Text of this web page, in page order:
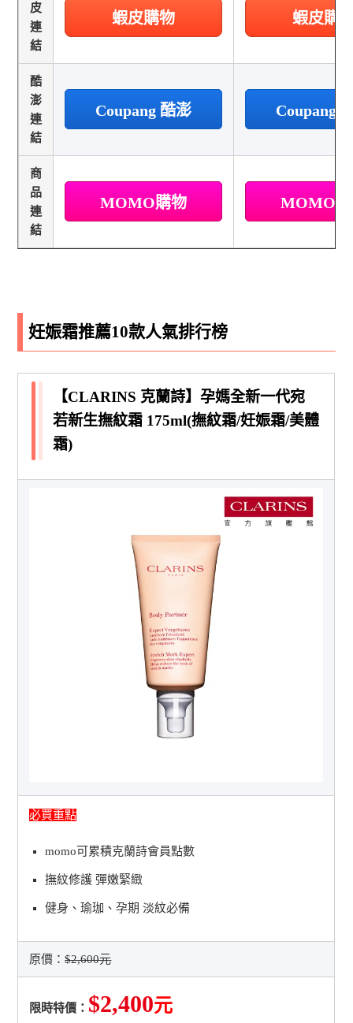
皮
連
結
蝦皮購物 蝦皮購
酷
澎
連
結
Coupang 酷澎 Coupang
商
品
連
結
MOMO購物 MOMO
妊娠霜推薦10款人氣排行榜
【CLARINS 克蘭詩】孕媽全新一代宛
若新生撫紋霜 175ml(撫紋霜/妊娠霜/美體
霜)
必買重點
momo可累積克蘭詩會員點數
撫紋修護 彈嫩緊緻
健身、瑜珈、孕期 淡紋必備
原價：$2,600元
限時特價： $2,400元